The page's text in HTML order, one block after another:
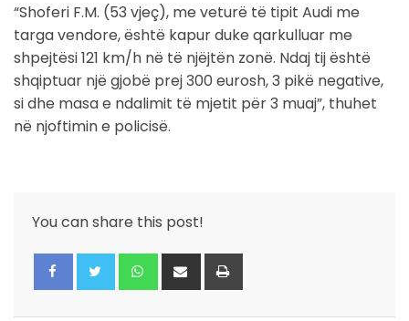
“Shoferi F.M. (53 vjeç), me veturë të tipit Audi me
targa vendore, është kapur duke qarkulluar me
shpejtësi 121 km/h në të njëjtën zonë. Ndaj tij është
shqiptuar një gjobë prej 300 eurosh, 3 pikë negative,
si dhe masa e ndalimit të mjetit për 3 muaj”, thuhet
në njoftimin e policisë.
You can share this post!
Whatsapp
Share
via